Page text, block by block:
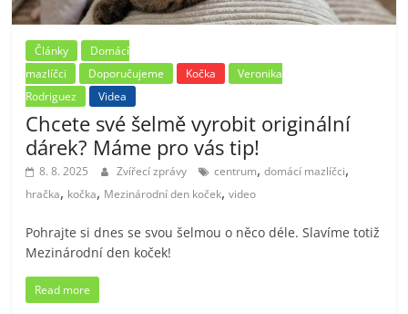
Články
Domácí
mazlíčci
Doporučujeme Kočka
Veronika
Rodriguez
Videa
Chcete své šelmě vyrobit originální
dárek? Máme pro vás tip!
8. 8. 2025 Zvířecí zprávy centrum,domácí mazlíčci,
hračka, kočka, Mezinárodní den koček,video
Pohrajte si dnes se svou šelmou o něco déle. Slavíme totiž
Mezinárodní den koček!
Read more